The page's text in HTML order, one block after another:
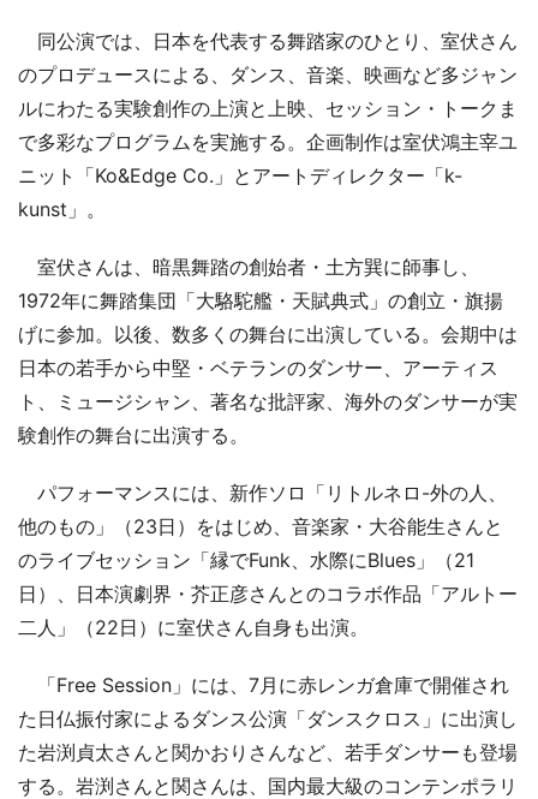
同公演では、日本を代表する舞踏家のひとり、室伏さん
のプロデュースによる、ダンス、音楽、映画など多ジャン
ルにわたる実験創作の上演と上映、セッション・トークま
で多彩なプログラムを実施する。企画制作は室伏鴻主宰ユ
ニット「Ko&Edge Co.」とアートディレクター「k-
kunst」。
室伏さんは、暗黒舞踏の創始者・土方巽に師事し、
1972年に舞踏集団「大駱駝艦・天賦典式」の創立・旗揚
げに参加。以後、数多くの舞台に出演している。会期中は
日本の若手から中堅・ベテランのダンサー、アーティス
ト、ミュージシャン、著名な批評家、海外のダンサーが実
験創作の舞台に出演する。
パフォーマンスには、新作ソロ「リトルネロ-外の人、
他のもの」（23日）をはじめ、音楽家・大谷能生さんと
のライブセッション「縁でFunk、水際にBlues」（21
日）、日本演劇界・芥正彦さんとのコラボ作品「アルトー
二人」（22日）に室伏さん自身も出演。
「Free Session」には、7月に赤レンガ倉庫で開催され
た日仏振付家によるダンス公演「ダンスクロス」に出演し
た岩渕貞太さんと関かおりさんなど、若手ダンサーも登場
する。岩渕さんと関さんは、国内最大級のコンテンポラリ